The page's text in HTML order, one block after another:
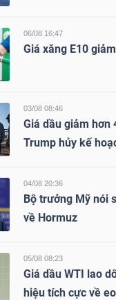
06/08 16:47
Giá xăng E10
03/08 08:46
Giá dầu giảm hơn
Trump hủy kế
04/08 20:36
Bộ trưởng Mỹ nói
về Hormuz
05/08 08:23
Giá dầu WTI lao
hiệu tích cực về